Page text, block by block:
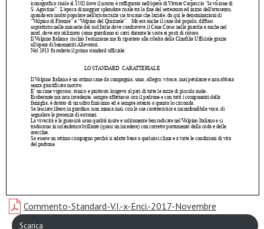
Commento-Standard-V.I.-x-Enci.-2017-Novembre
Scarica